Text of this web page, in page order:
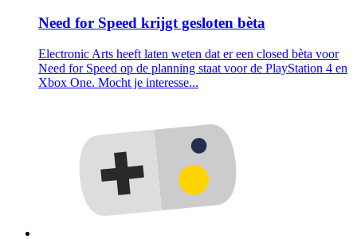
Need for Speed krijgt gesloten bèta
Electronic Arts heeft laten weten dat er een closed bèta voor
Need for Speed op de planning staat voor de PlayStation 4 en
Xbox One. Mocht je interesse...